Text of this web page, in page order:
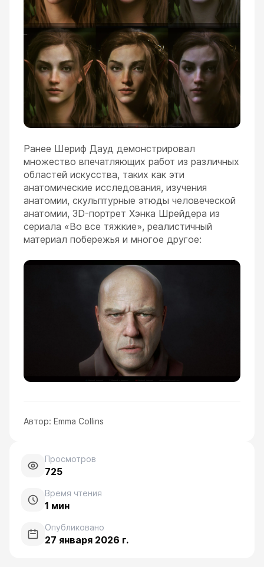
Ранее Шериф Дауд демонстрировал
множество впечатляющих работ из различных
областей искусства, таких как эти
анатомические исследования, изучения
анатомии, скульптурные этюды человеческой
анатомии, 3D-портрет Хэнка Шрейдера из
сериала «Во все тяжкие», реалистичный
материал побережья и многое другое:
Автор: Emma Collins
Просмотров
725
Время чтения
1 мин
Опубликовано
27 января 2026 г.